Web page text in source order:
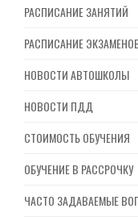
РАСПИСАНИЕ ЗАНЯТИЙ
РАСПИСАНИЕ
НОВОСТИ АВТОШКОЛЫ
НОВОСТИ ПДД
СТОИМОСТЬ ОБУЧЕНИЯ
ОБУЧЕНИЕ В РАССРОЧКУ
ЧАСТО ЗАДАВАЕМЫЕ